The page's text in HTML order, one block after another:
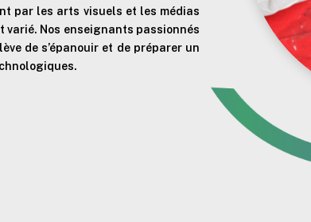
par les arts visuels et les médias
Nos enseignants passionnés
de s’épanouir et de préparer un